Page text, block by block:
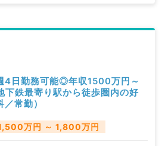
4日勤務可能◎年収1500万円～
鉄最寄り駅から徒歩圏内の好
常勤）
万円 ～ 1,800万円